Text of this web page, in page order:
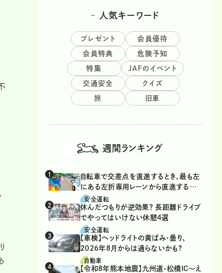
人気キーワード
プレゼント 会員優待
会員特典 危険予知
特集 JAFのイベント
交通安全 クイズ
旅 旧車
週間ランキング
自転車で交差点を直進するとき、最も左
にある左折専用レーンから直進するの
は、違反？
安全運転
休んだつもりが逆効果？ 長距離ドライブ
でやってはいけない休憩4選
安全運転
【車検】ヘッドライトの黄ばみ・曇り、
2026年8月からは通らないかも?
自動車
【令和8年熊本地震】九州道・松橋IC～え